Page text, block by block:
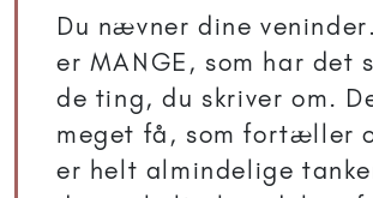
Du nævner dine
er MANGE, som har det
de ting, du skriver om.
meget få, som fortæller
er helt almindelige